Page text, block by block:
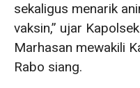
sekaligus menarik
vaksin,” ujar
Marhasan mewakili
Rabo siang.